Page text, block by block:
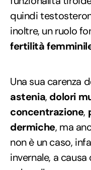
quindi
inoltre, un ruolo
fertilità
Una sua carenza
astenia, dolori
concentrazione,
dermiche, ma
non è un caso,
invernale, a